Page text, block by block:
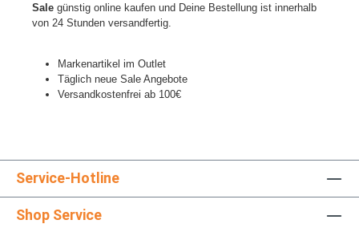
Sale günstig online kaufen und Deine Bestellung ist innerhalb
von 24 Stunden versandfertig.
Markenartikel im Outlet
Täglich neue Sale Angebote
Versandkostenfrei ab 100€
Service-Hotline
Shop Service